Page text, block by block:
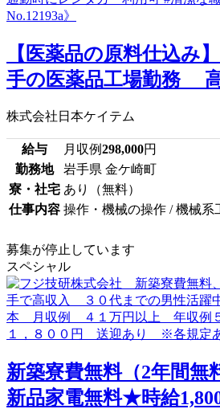
【医薬品の原料仕込み
手の医薬品工場勤務 高
株式会社日本ケイテム
給与 月収例298,000円
勤務地
岩手県 金ケ崎町
寮・社宅 あり（無料）
仕事内容 操作・機械の操作 / 機械系
募集が停止しています
スペシャル
新築寮費無料（2年間
新品家電無料★時給